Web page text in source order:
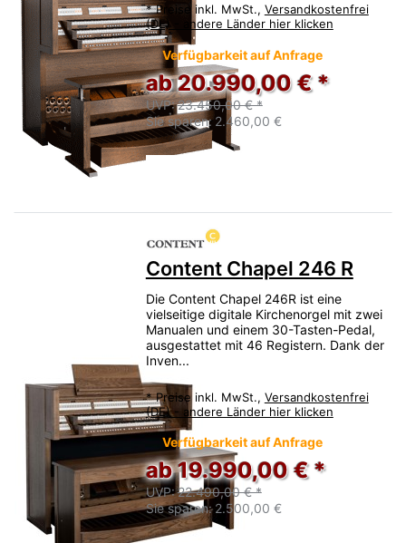
* Preise inkl. MwSt., Versandkostenfrei
(DE) - andere Länder hier klicken
Verfügbarkeit auf Anfrage
ab 20.990,00 € *
UVP:23.450,00 € *
Sie sparen: 2.460,00 €
Content Chapel 246 R
Die Content Chapel 246R ist eine
vielseitige digitale Kirchenorgel mit zwei
Manualen und einem 30-Tasten-Pedal,
ausgestattet mit 46 Registern. Dank der
Inven...
* Preise inkl. MwSt., Versandkostenfrei
(DE) - andere Länder hier klicken
Verfügbarkeit auf Anfrage
ab 19.990,00 € *
UVP:22.490,00 € *
Sie sparen: 2.500,00 €